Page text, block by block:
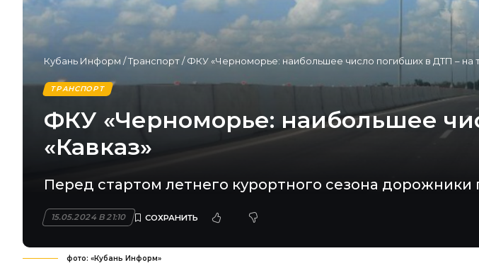
Кубань Информ /Транспорт/ФКУ «Черноморье: наибольшее число погибших в ДТП – на
ТРАНСПОРТ
ФКУ «Черноморье: наибольшее
«Кавказ»
Перед стартом летнего курортного сезона
15.05.2024 В 21:10
фото: «Кубань Информ»